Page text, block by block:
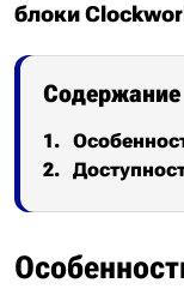
блоки
Содержание